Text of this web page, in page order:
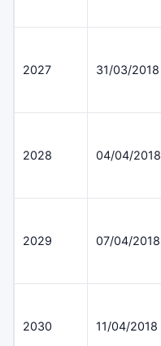
2027 31/03/2018
2028 04/04/2018
2029 07/04/2018
2030 11/04/2018